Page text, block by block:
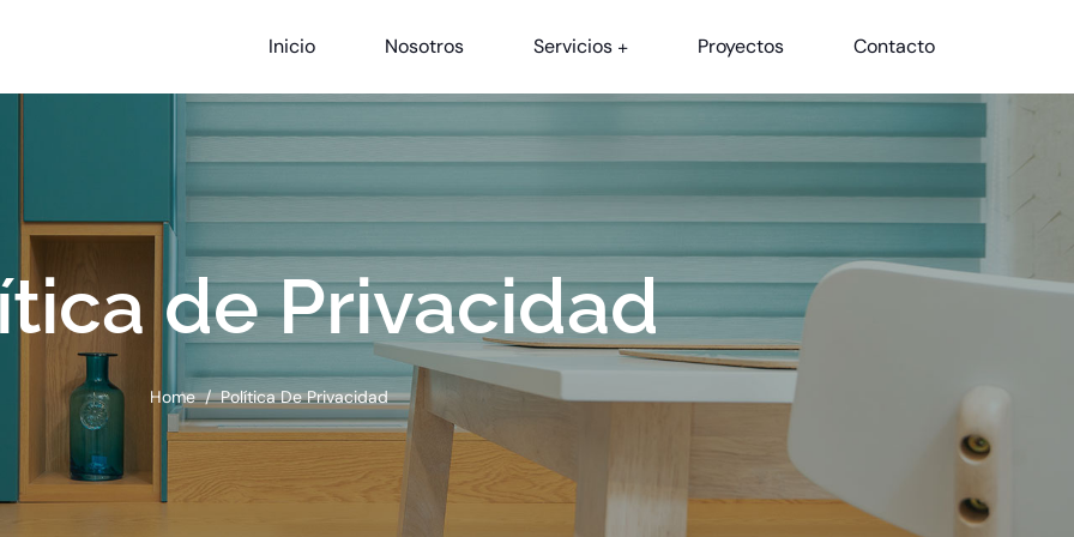
Inicio Nosotros Servicios Proyectos Contacto
de Privacidad
Home Política De Privacidad